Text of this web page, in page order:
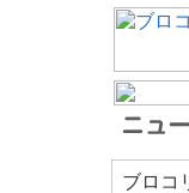
ブロコ